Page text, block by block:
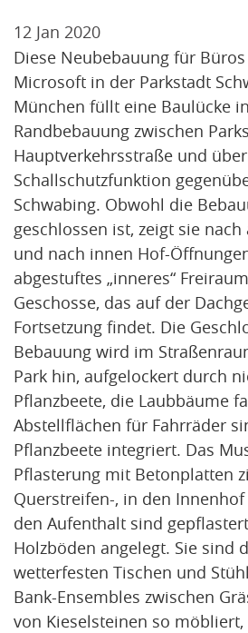
12 Jan 2020
Diese Neubebauung für
Microsoft in der Parkstadt
München füllt eine Baulücke
Randbebauung zwischen
Hauptverkehrsstraße und
Schallschutzfunktion
Schwabing. Obwohl die
geschlossen ist, zeigt sie
und nach innen Hof-
abgestuftes „inneres“
Geschosse, das auf der
Fortsetzung findet. Die
Bebauung wird im
Park hin, aufgelockert durch
Pflanzbeete, die Laubbäume
Abstellflächen für Fahrräder
Pflanzbeete integriert. Das
Pflasterung mit Betonplatten
Querstreifen-, in den
den Aufenthalt sind
Holzböden angelegt. Sie sind
wetterfesten Tischen und
Bank-Ensembles zwischen
von Kieselsteinen so